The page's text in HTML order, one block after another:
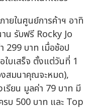
ายในศูนย์การค้าฯ อาทิ
น รับฟรี Rocky Jo
299 บาท เมื่อช้อป
บเสร็จ ตั้งแต่วันที่ 1
สมนาคุณจะหมด),
เรียน มูลค่า 79 บาท มี
รบ 500 บาท และ Top